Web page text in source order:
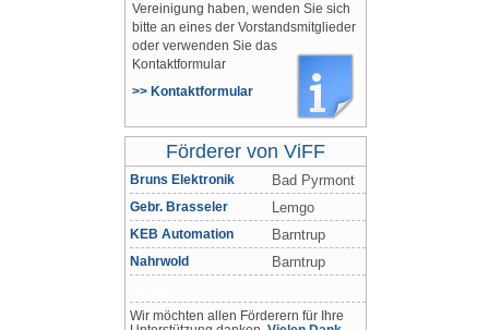
Vereinigung haben, wenden Sie sich
bitte an eines der Vorstandsmitglieder
oder verwenden Sie das
Kontaktformular
>> Kontaktformular
Förderer von ViFF
Bruns Elektronik Bad Pyrmont
Gebr. Brasseler Lemgo
KEB Automation Barntrup
Nahrwold Barntrup
Wir möchten allen Förderern für Ihre